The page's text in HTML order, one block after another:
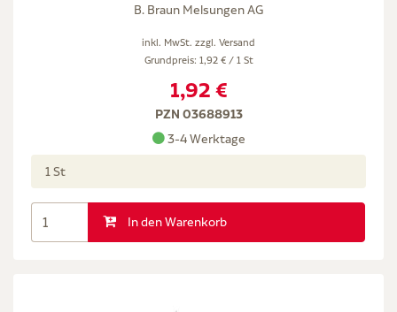
B. Braun Melsungen AG
inkl. MwSt. zzgl. Versand
Grundpreis: 1,92 € / 1 St
1,92 €
PZN 03688913
3-4 Werktage
1 St
In den Warenkorb